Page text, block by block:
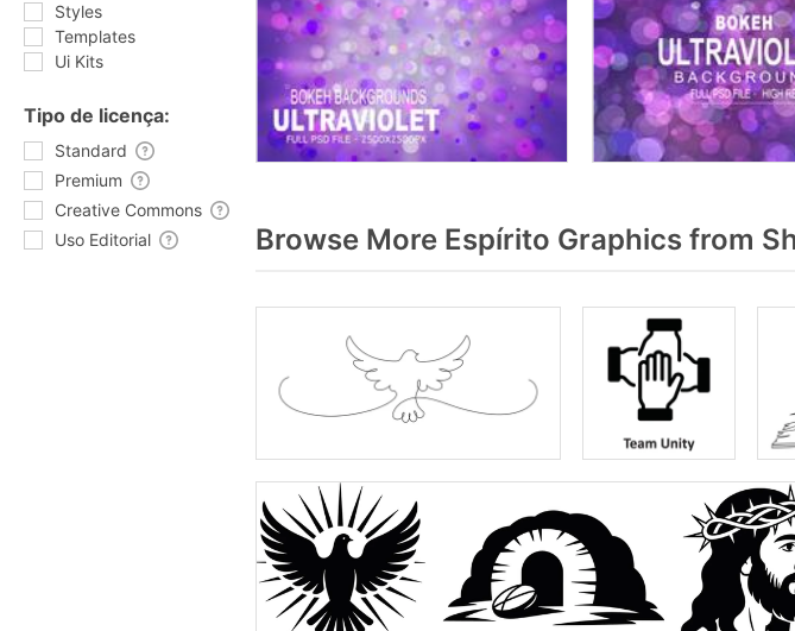
Styles
Templates
Ui Kits
Tipo de licença:
Standard
Premium
Creative Commons
Uso Editorial
Browse More Espírito Graphics from